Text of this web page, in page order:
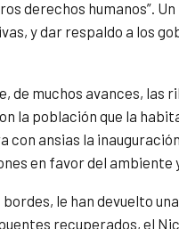
derechos humanos”.
y dar respaldo a los
muchos avances, las
la población que la
ansias la
en favor del ambiente
le han devuelto
recuperados, el